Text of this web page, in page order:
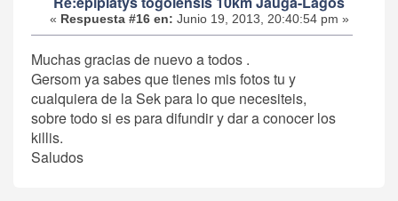
« Respuesta #16 en: Junio 19, 2013, 20:40:54 pm »
Muchas gracias de nuevo a todos .
Gersom ya sabes que tienes mis fotos tu y
cualquiera de la Sek para lo que necesiteis,
sobre todo si es para difundir y dar a conocer los
killis.
Saludos